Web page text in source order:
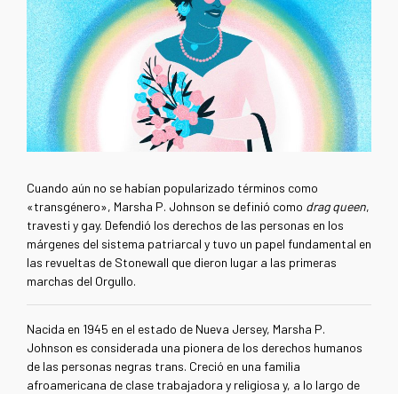
Cuando aún no se habían popularizado términos como
«transgénero», Marsha P. Johnson se definió como drag queen,
travesti y gay. Defendió los derechos de las personas en los
márgenes del sistema patriarcal y tuvo un papel fundamental en
las revueltas de Stonewall que dieron lugar a las primeras
marchas del Orgullo.
Nacida en 1945 en el estado de Nueva Jersey, Marsha P.
Johnson es considerada una pionera de los derechos humanos
de las personas negras trans. Creció en una familia
afroamericana de clase trabajadora y religiosa y, a lo largo de